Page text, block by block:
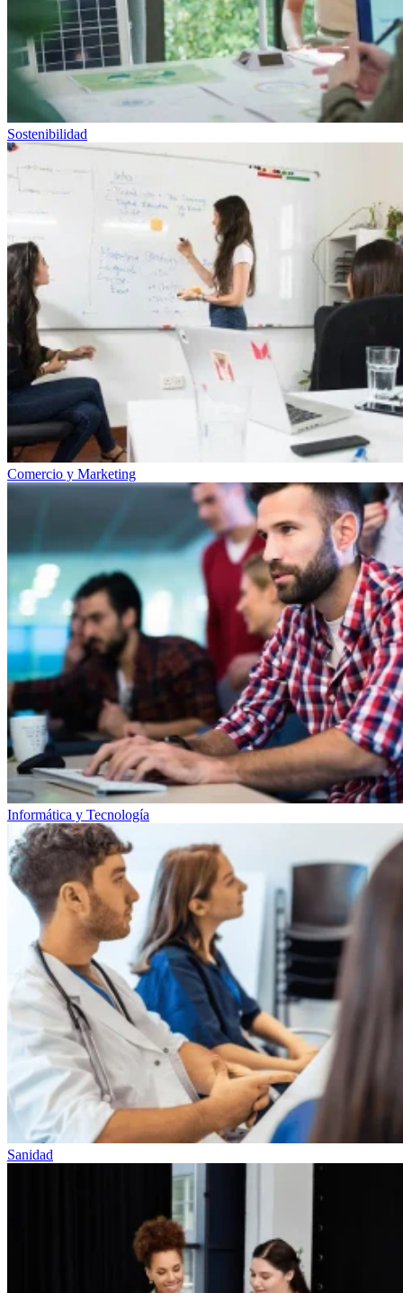
Sostenibilidad
Comercio y Marketing
Informática y Tecnología
Sanidad